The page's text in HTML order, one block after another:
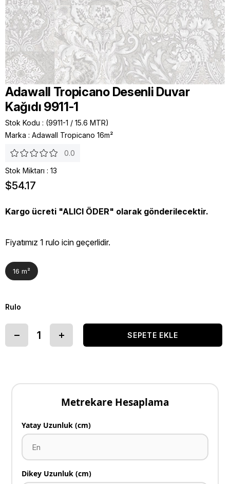
Adawall Tropicano Desenli Duvar
Kağıdı 9911-1
Stok Kodu
(9911-1 / 15.6 MTR)
Marka : Adawall Tropicano 16m²
0.0
Stok Miktarı : 13
$54.17
Kargo ücreti "ALICI ÖDER" olarak gönderilecektir.
Fiyatımız 1 rulo icin geçerlidir.
16 m²
Rulo
Metrekare Hesaplama
Yatay Uzunluk (cm)
Dikey Uzunluk (cm)